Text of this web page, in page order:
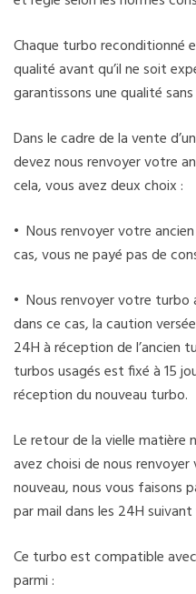
Chaque turbo reconditionné
qualité avant qu’il ne soit
garantissons une qualité
Dans le cadre de la vente
devez nous renvoyer votre
cela, vous avez deux choix :
• Nous renvoyer votre
cas, vous ne payé pas de
• Nous renvoyer votre turbo
dans ce cas, la caution
24H à réception de l’ancien
turbos usagés est fixé à 15
réception du nouveau turbo.
Le retour de la vielle matière
avez choisi de nous
nouveau, nous vous faisons
par mail dans les 24H
Ce turbo est compatible
parmi :